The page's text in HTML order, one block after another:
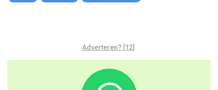
Adverteren? [12]